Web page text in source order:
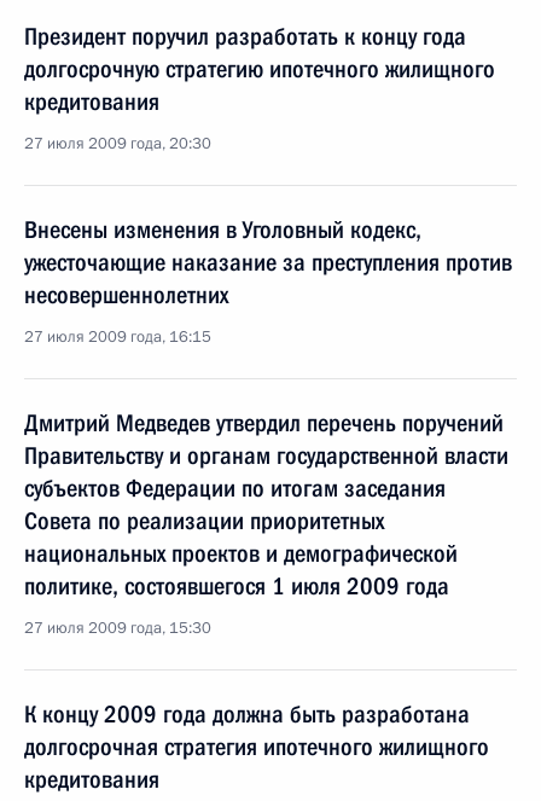
Президент поручил разработать к концу года
долгосрочную стратегию ипотечного жилищного
кредитования
27 июля 2009 года, 20:30
Внесены изменения в Уголовный кодекс,
ужесточающие наказание за преступления против
несовершеннолетних
27 июля 2009 года, 16:15
Дмитрий Медведев утвердил перечень поручений
Правительству и органам государственной власти
субъектов Федерации по итогам заседания
Совета по реализации приоритетных
национальных проектов и демографической
политике, состоявшегося 1 июля 2009 года
27 июля 2009 года, 15:30
К концу 2009 года должна быть разработана
долгосрочная стратегия ипотечного жилищного
кредитования